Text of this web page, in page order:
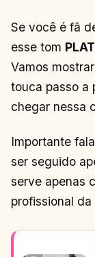
Se você é fã
esse tom
Vamos
touca passo a
chegar nessa
Importante
ser seguido
serve apenas
profissional